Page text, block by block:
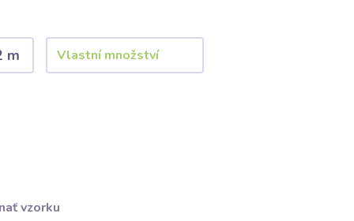
m
vzorku